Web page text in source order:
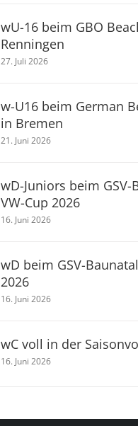
wU-16 beim GBO
Renningen
27. Juli 2026
w-U16 beim German
in Bremen
21. Juni 2026
wD-Juniors beim GSV-
VW-Cup 2026
16. Juni 2026
wD beim GSV-
2026
16. Juni 2026
wC voll in der
16. Juni 2026